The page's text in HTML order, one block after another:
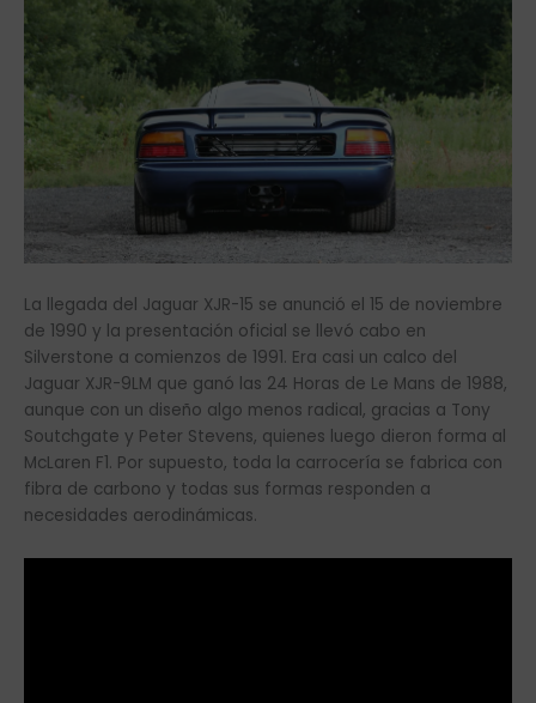
La llegada del Jaguar XJR-15 se anunció el 15 de noviembre
de 1990 y la presentación oficial se llevó cabo en
Silverstone a comienzos de 1991. Era casi un calco del
Jaguar XJR-9LM que ganó las 24 Horas de Le Mans de 1988,
aunque con un diseño algo menos radical, gracias a Tony
Soutchgate y Peter Stevens, quienes luego dieron forma al
McLaren F1. Por supuesto, toda la carrocería se fabrica con
fibra de carbono y todas sus formas responden a
necesidades aerodinámicas.